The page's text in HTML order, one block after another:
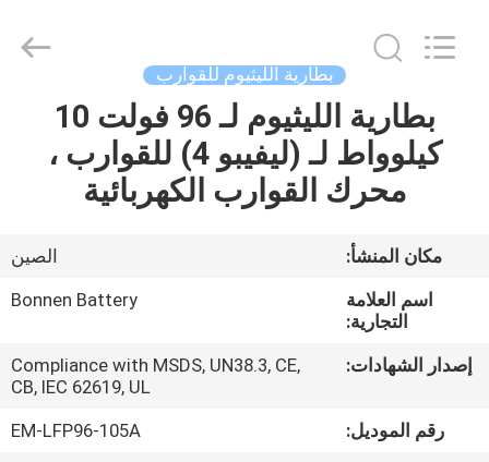
منزل
المنتجات
حول
جولة
المعمل
Technology
بطارية الليثيوم للقوارب
بطارية الليثيوم لـ 96 فولت 10
كيلوواط لـ (ليفيبو 4) للقوارب ،
محرك القوارب الكهربائية
مكان المنشأ:
الصين
اسم العلامة
التجارية:
Bonnen Battery
إصدار الشهادات:
Compliance with MSDS, UN38.3, CE,
CB, IEC 62619, UL
رقم الموديل:
EM-LFP96-105A